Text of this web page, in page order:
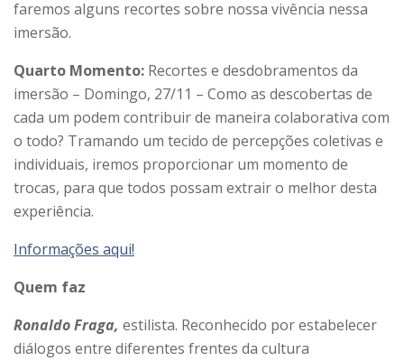
faremos alguns recortes sobre nossa vivência nessa
imersão.
Quarto Momento: Recortes e desdobramentos da
imersão – Domingo, 27/11 – Como as descobertas de
cada um podem contribuir de maneira colaborativa com
o todo? Tramando um tecido de percepções coletivas e
individuais, iremos proporcionar um momento de
trocas, para que todos possam extrair o melhor desta
experiência.
Informações aqui!
Quem faz
Ronaldo Fraga, estilista. Reconhecido por estabelecer
diálogos entre diferentes frentes da cultura